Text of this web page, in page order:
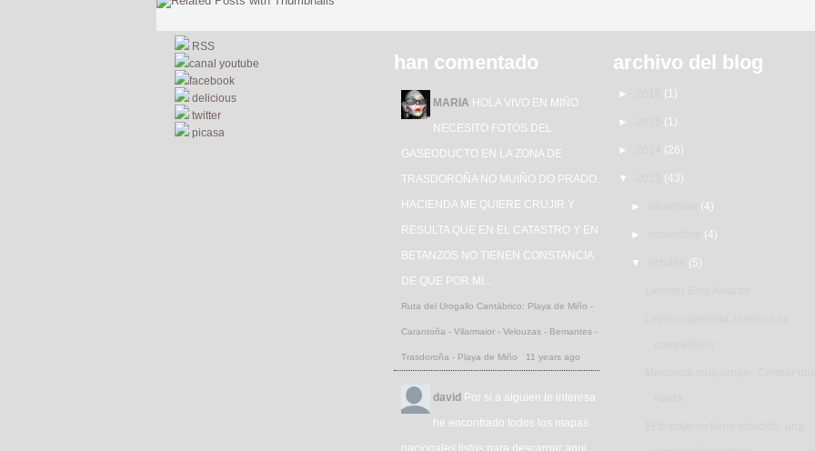
RSS
canal youtube
facebook
delicious
twitter
picasa
han comentado
MARIA HOLA VIVO EN MIÑO
NECESITO FOTOS DEL
GASEODUCTO EN LA ZONA DE
TRASDOROÑA NO MUIÑO DO PRADO.
HACIENDA ME QUIERE CRUJIR Y
RESULTA QUE EN EL CATASTRO Y EN
BETANZOS NO TIENEN CONSTANCIA
DE QUE POR MI...
Ruta del Urogallo Cantábrico: Playa de Miño -
Carantoña - Vilarmaior - Velouzas - Bemantes -
Trasdoroña - Playa de Miño · 11 years ago
david Por si a alguien le interesa
he encontrado todos los mapas
nacionales listos para descargar aqui
archivo del blog
► (1)
► (1)
► (26)
▼ (43)
► (4)
► (4)
▼ (5)